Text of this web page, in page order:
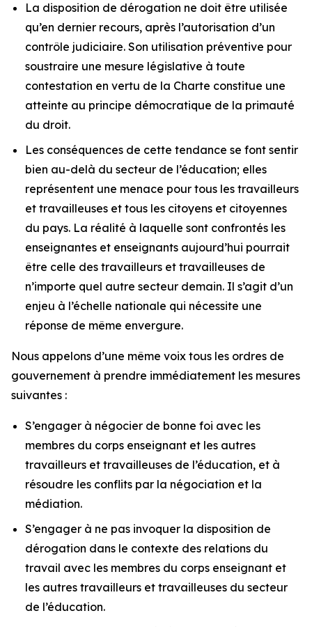
La disposition de dérogation ne doit être utilisée
qu’en dernier recours, après l’autorisation d’un
contrôle judiciaire. Son utilisation préventive pour
soustraire une mesure législative à toute
contestation en vertu de la Charte constitue une
atteinte au principe démocratique de la primauté
du droit.
Les conséquences de cette tendance se font sentir
bien au-delà du secteur de l’éducation; elles
représentent une menace pour tous les travailleurs
et travailleuses et tous les citoyens et citoyennes
du pays. La réalité à laquelle sont confrontés les
enseignantes et enseignants aujourd’hui pourrait
être celle des travailleurs et travailleuses de
n’importe quel autre secteur demain. Il s’agit d’un
enjeu à l’échelle nationale qui nécessite une
réponse de même envergure.
Nous appelons d’une même voix tous les ordres de
gouvernement à prendre immédiatement les mesures
suivantes :
S’engager à négocier de bonne foi avec les
membres du corps enseignant et les autres
travailleurs et travailleuses de l’éducation, et à
résoudre les conflits par la négociation et la
médiation.
S’engager à ne pas invoquer la disposition de
dérogation dans le contexte des relations du
travail avec les membres du corps enseignant et
les autres travailleurs et travailleuses du secteur
de l’éducation.